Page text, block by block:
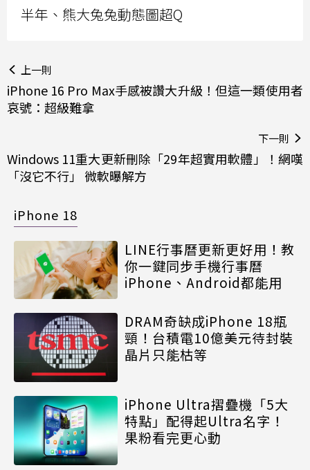
半年、熊大兔兔動態圖超Q
上一則
iPhone 16 Pro Max手感被讚大升級！但這一類使用者
哀號：超級難拿
下一則
Windows 11重大更新刪除「29年超實用軟體」！網嘆
「沒它不行」 微軟曝解方
iPhone 18
LINE行事曆更新更好用！教
你一鍵同步手機行事曆
iPhone、Android都能用
DRAM奇缺成iPhone 18瓶
頸！台積電10億美元待封裝
晶片只能枯等
iPhone Ultra摺疊機「5大
特點」配得起Ultra名字！
果粉看完更心動